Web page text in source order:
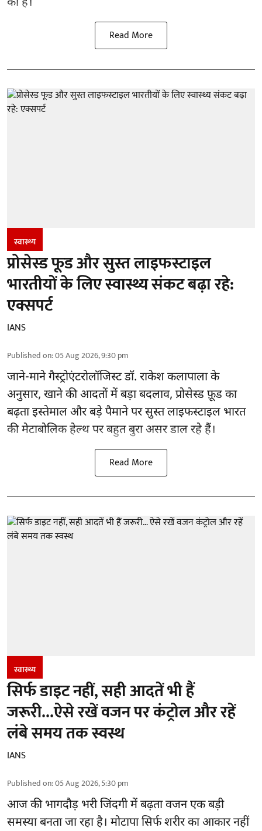
Read More
स्वास्थ्य
प्रोसेस्ड फूड और सुस्त लाइफस्टाइल
भारतीयों के लिए स्वास्थ्य संकट बढ़ा रहे:
एक्सपर्ट
IANS
Published on:05 Aug 2026, 9:30 pm
जाने-माने गैस्ट्रोएंटरोलॉजिस्ट डॉ. राकेश कलापाला के
अनुसार, खाने की आदतोंमें बड़ा बदलाव, प्रोसेस्ड फ़ूड का
बढ़ता इस्तेमाल और बड़े पैमाने पर सुस्त लाइफस्टाइल भारत
की मेटाबोलिक हेल्थ पर बहुत बुरा असर डाल रहे हैं।
Read More
स्वास्थ्य
सिर्फ डाइट नहीं, सही आदतें भी हैं
जरूरी...ऐसे रखें वजन पर कंट्रोल और रहें
लंबे समय तक स्वस्थ
IANS
Published on:05 Aug 2026, 5:30 pm
आज की भागदौड़ भरी जिंदगी में बढ़ता वजन एक बड़ी
समस्या बनता जा रहा है। मोटापा सिर्फ शरीर का आकार नहीं